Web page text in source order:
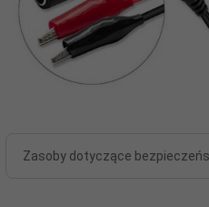
Zasoby dotyczące